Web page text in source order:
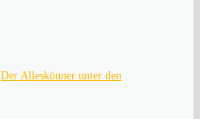
Der Alleskönner unter den